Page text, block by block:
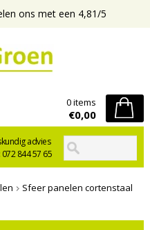
ons met een 4,81/5
advies
072 844 57 65
0 items
€0,00
Sfeer panelen cortenstaal